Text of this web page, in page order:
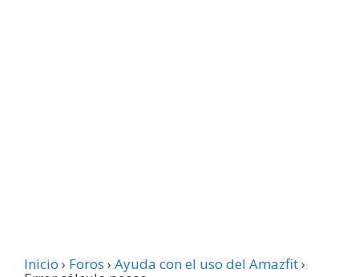
Inicio › Foros › Ayuda con el uso del Amazfit›